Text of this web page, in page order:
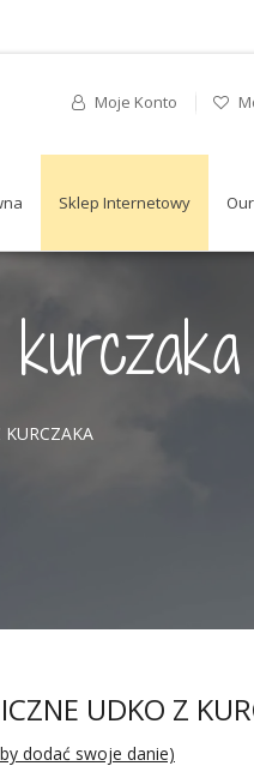
Moje Konto
Sklep Internetowy
UDKO Z
dodać swoje danie)